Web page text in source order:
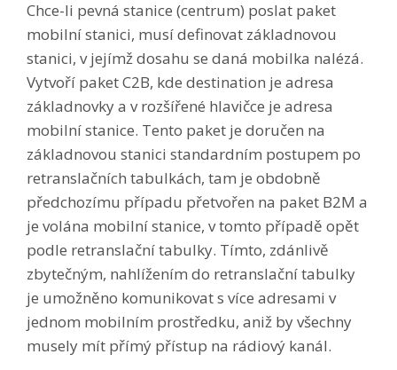
Chce-li pevná stanice (centrum) poslat paket
mobilní stanici, musí definovat základnovou
stanici, v jejímž dosahu se daná mobilka nalézá.
Vytvoří paket C2B, kde destination je adresa
základnovky a v rozšířené hlavičce je adresa
mobilní stanice. Tento paket je doručen na
základnovou stanici standardním postupem po
retranslačních tabulkách, tam je obdobně
předchozímu případu přetvořen na paket B2M a
je volána mobilní stanice, v tomto případě opět
podle retranslační tabulky. Tímto, zdánlivě
zbytečným, nahlížením do retranslační tabulky
je umožněno komunikovat s více adresami v
jednom mobilním prostředku, aniž by všechny
musely mít přímý přístup na rádiový kanál.